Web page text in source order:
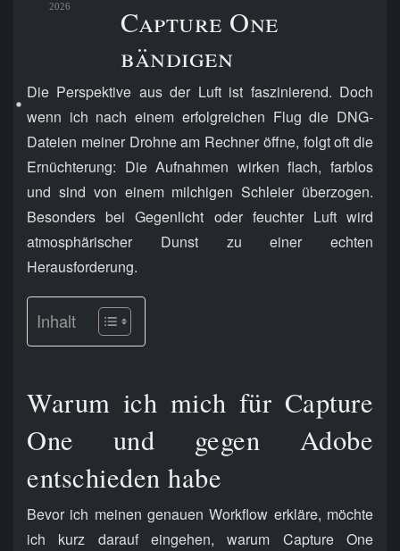
2026
Capture One
bändigen
Die Perspektive aus der Luft ist faszinierend. Doch
wenn ich nach einem erfolgreichen Flug die DNG-
Dateien meiner Drohne am Rechner öffne, folgt oft die
Ernüchterung: Die Aufnahmen wirken flach, farblos
und sind von einem milchigen Schleier überzogen.
Besonders bei Gegenlicht oder feuchter Luft wird
atmosphärischer Dunst zu einer echten
Herausforderung.
Inhalt
Warum ich mich für Capture
One und gegen Adobe
entschieden habe
Bevor ich meinen genauen Workflow erkläre, möchte
ich kurz darauf eingehen, warum Capture One